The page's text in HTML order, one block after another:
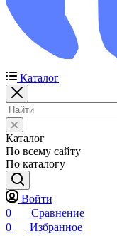
Каталог
Каталог
По всему сайту
По каталогу
Войти
0
Сравнение
0
Избранное